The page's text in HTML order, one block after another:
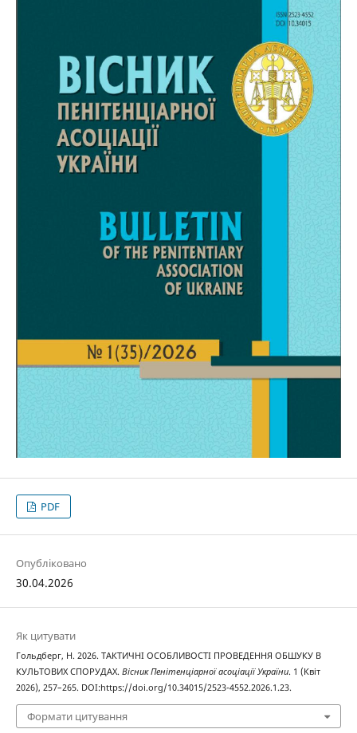
PDF
Опубліковано
30.04.2026
Як цитувати
Гольдберг, Н. 2026. ТАКТИЧНІ ОСОБЛИВОСТІ ПРОВЕДЕННЯ ОБШУКУ В
КУЛЬТОВИХ СПОРУДАХ. Вісник Пенітенціарної асоціації України. 1 (Квіт
2026), 257–265. DOI:https://doi.org/10.34015/2523-4552.2026.1.23.
Формати цитування